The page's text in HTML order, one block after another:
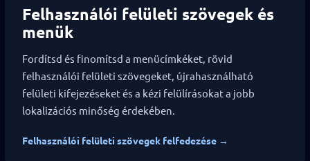
Felhasználói felületi szövegek és
menük
Fordítsd és finomítsd a menücímkéket, rövid
felhasználói felületi szövegeket, újrahasználható
felületi kifejezéseket és a kézi felülírásokat a jobb
lokalizációs minőség érdekében.
Felhasználói felületi szövegek felfedezése →